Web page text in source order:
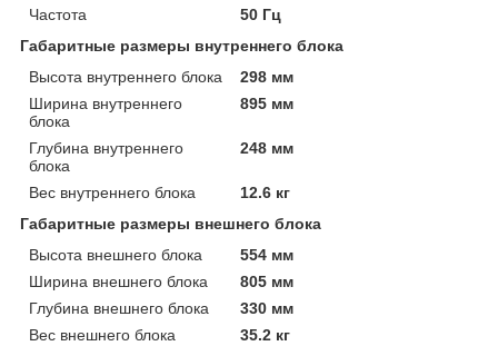
Частота
50 Гц
Габаритные размеры внутреннего блока
Высота внутреннего блока
298 мм
Ширина внутреннего
блока
895 мм
Глубина внутреннего
блока
248 мм
Вес внутреннего блока
12.6 кг
Габаритные размеры внешнего блока
Высота внешнего блока
554 мм
Ширина внешнего блока
805 мм
Глубина внешнего блока
330 мм
Вес внешнего блока
35.2 кг